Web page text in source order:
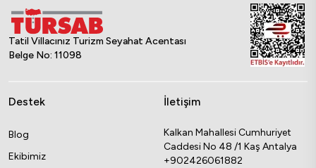
Tatil Villacınız Turizm Seyahat Acentası
Belge No: 11098
Destek
Blog
Ekibimiz
İletişim
Kalkan Mahallesi Cumhuriyet
Caddesi No 48 /1 Kaş Antalya
+902426061882